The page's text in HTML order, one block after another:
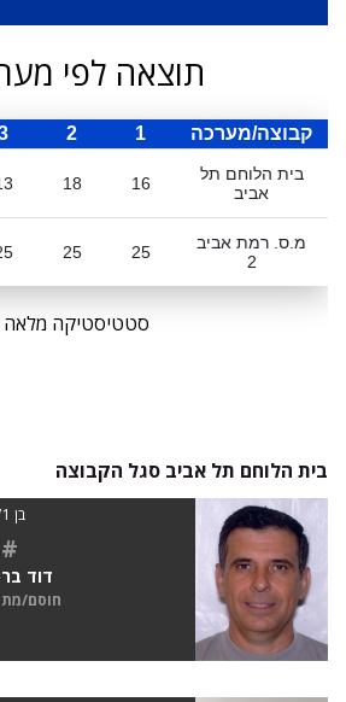
תוצאה לפי
קבוצה/מערכה 1
2
בית הלוחם תל
אביב
16
18
מ.ס. רמת אביב
2
25
25
סטטיסטיקה מלאה
בית הלוחם תל אביב סגל הקבוצה
בן 71
#
דוד
חוסם/